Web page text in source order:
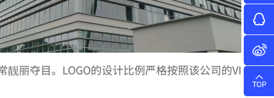
丽夺目。LOGO的设计比例严格按照该公司的VI